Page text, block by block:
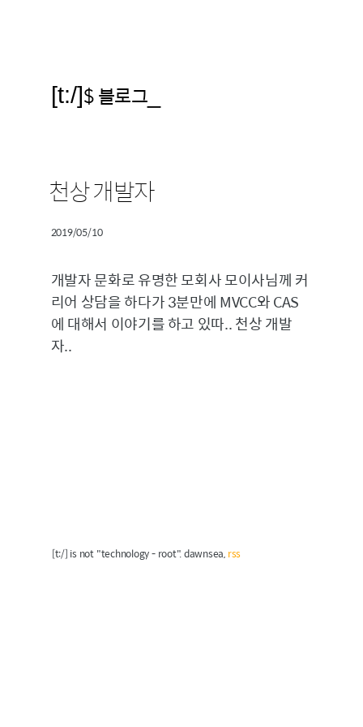
[t:/]$ 블로그
천상 개발자
2019/05/10
개발자 문화로 유명한 모회사 모이사님께 커
리어 상담을 하다가 3분만에 MVCC와 CAS
에 대해서 이야기를 하고 있따.. 천상 개발
자..
[t:/] is not "technology - root". dawnsea, rss